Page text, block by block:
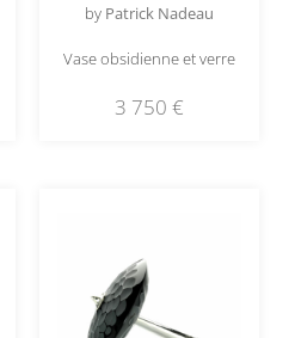
by Patrick Nadeau
Vase obsidienne et verre
3 750 €